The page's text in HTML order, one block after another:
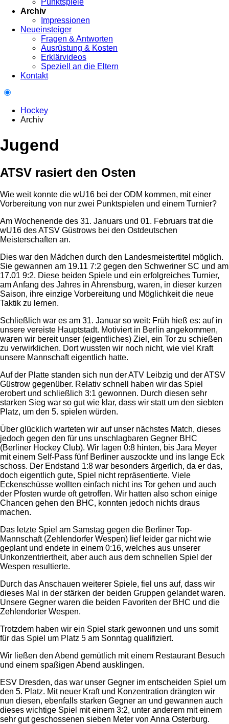
Punktspiele
Archiv
Impressionen
Neueinsteiger
Fragen & Antworten
Ausrüstung & Kosten
Erklärvideos
Speziell an die Eltern
Kontakt
Hockey
Archiv
Jugend
ATSV rasiert den Osten
Wie weit konnte die wU16 bei der ODM kommen, mit einer
Vorbereitung von nur zwei Punktspielen und einem Turnier?
Am Wochenende des 31. Januars und 01. Februars trat die
wU16 des ATSV Güstrows bei den Ostdeutschen
Meisterschaften an.
Dies war den Mädchen durch den Landesmeistertitel möglich.
Sie gewannen am 19.11 7:2 gegen den Schweriner SC und am
17.01 9:2. Diese beiden Spiele und ein erfolgreiches Turnier,
am Anfang des Jahres in Ahrensburg, waren, in dieser kurzen
Saison, ihre einzige Vorbereitung und Möglichkeit die neue
Taktik zu lernen.
Schließlich war es am 31. Januar so weit: Früh hieß es: auf in
unsere vereiste Hauptstadt. Motiviert in Berlin angekommen,
waren wir bereit unser (eigentliches) Ziel, ein Tor zu schießen
zu verwirklichen. Dort wussten wir noch nicht, wie viel Kraft
unsere Mannschaft eigentlich hatte.
Auf der Platte standen sich nun der ATV Leibzig und der ATSV
Güstrow gegenüber. Relativ schnell haben wir das Spiel
erobert und schließlich 3:1 gewonnen. Durch diesen sehr
starken Sieg war so gut wie klar, dass wir statt um den siebten
Platz, um den 5. spielen würden.
Über glücklich warteten wir auf unser nächstes Match, dieses
jedoch gegen den für uns unschlagbaren Gegner BHC
(Berliner Hockey Club). Wir lagen 0:8 hinten, bis Jara Meyer
mit einem Self-Pass fünf Berliner auszockte und ins lange Eck
schoss. Der Endstand 1:8 war besonders ärgerlich, da er das,
doch eigentlich gute, Spiel nicht repräsentierte. Viele
Eckenschüsse wollten einfach nicht ins Tor gehen und auch
der Pfosten wurde oft getroffen. Wir hatten also schon einige
Chancen gehen den BHC, konnten jedoch nichts draus
machen.
Das letzte Spiel am Samstag gegen die Berliner Top-
Mannschaft (Zehlendorfer Wespen) lief leider gar nicht wie
geplant und endete in einem 0:16, welches aus unserer
Unkonzentriertheit, aber auch aus dem schnellen Spiel der
Wespen resultierte.
Durch das Anschauen weiterer Spiele, fiel uns auf, dass wir
dieses Mal in der stärken der beiden Gruppen gelandet waren.
Unsere Gegner waren die beiden Favoriten der BHC und die
Zehlendorter Wespen.
Trotzdem haben wir ein Spiel stark gewonnen und uns somit
für das Spiel um Platz 5 am Sonntag qualifiziert.
Wir ließen den Abend gemütlich mit einem Restaurant Besuch
und einem spaßigen Abend ausklingen.
ESV Dresden, das war unser Gegner im entscheiden Spiel um
den 5. Platz. Mit neuer Kraft und Konzentration drängten wir
nun diesen, ebenfalls starken Gegner an und gewannen auch
dieses wichtige Spiel mit einem 3:2, unter anderem mit einem
sehr gut geschossenen sieben Meter von Anna Osterburg.